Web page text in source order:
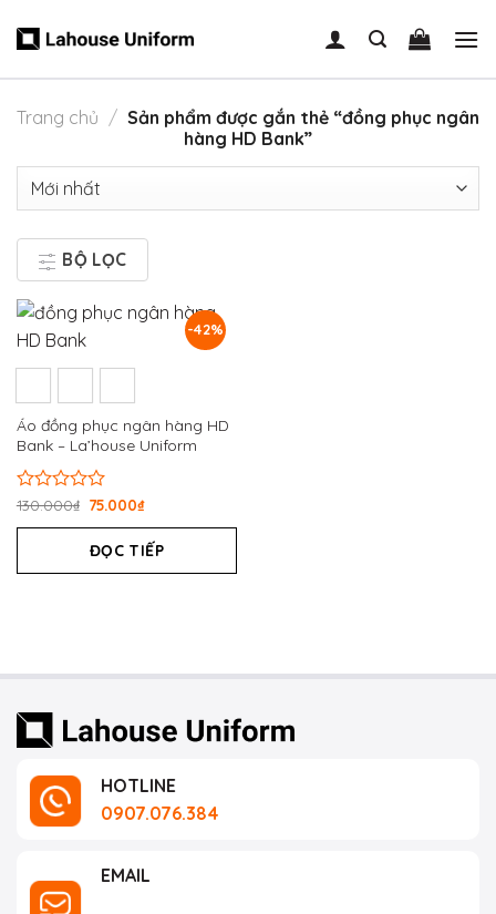
Trang chủ / Sản phẩm được gắn thẻ “đồng phục ngân
hàng HD Bank”
BỘ LỌC
-42%
Áo đồng phục ngân hàng HD
Bank – La’house Uniform
Được
5
130.000₫ 75.000₫
ĐỌC TIẾP
HOTLINE
0907.076.384
EMAIL